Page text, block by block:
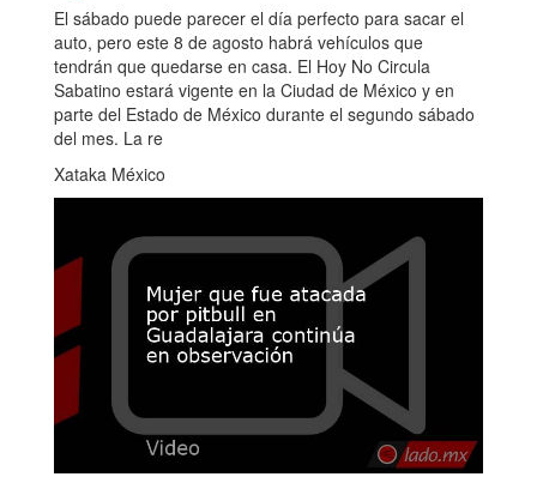
El sábado puede parecer el día perfecto para sacar el
auto, pero este 8 de agosto habrá vehículos que
tendrán que quedarse en casa. El Hoy No Circula
Sabatino estará vigente en la Ciudad de México y en
parte del Estado de México durante el segundo sábado
del mes. La re
Xataka México